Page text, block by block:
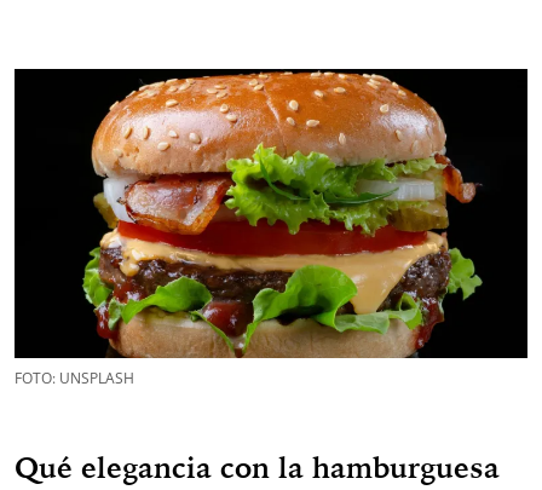
FOTO: UNSPLASH
Qué elegancia con la hamburguesa